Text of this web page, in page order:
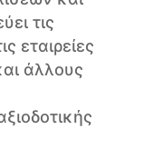
τις
εταιρείες
άλλους